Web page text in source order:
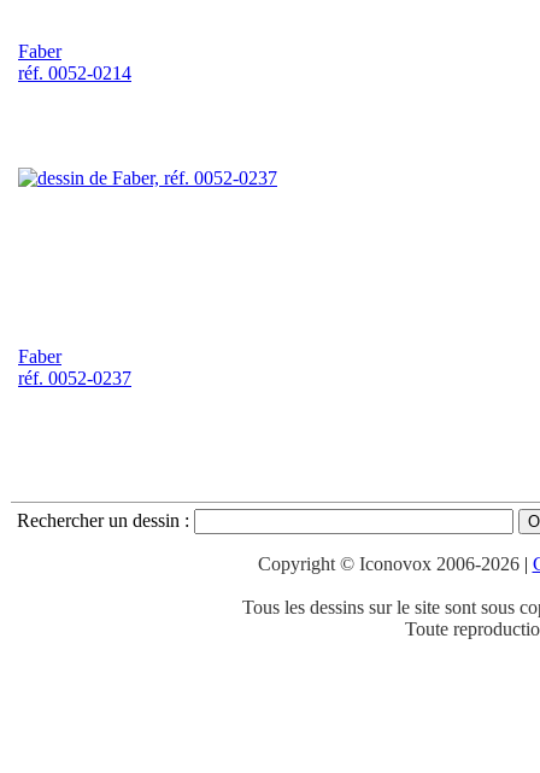
Faber
réf. 0052-0214
Faber
réf. 0052-0237
Rechercher un dessin :
Copyright © Iconovox 2006-2026|
Tous les dessins sur le site sont sous
Toute